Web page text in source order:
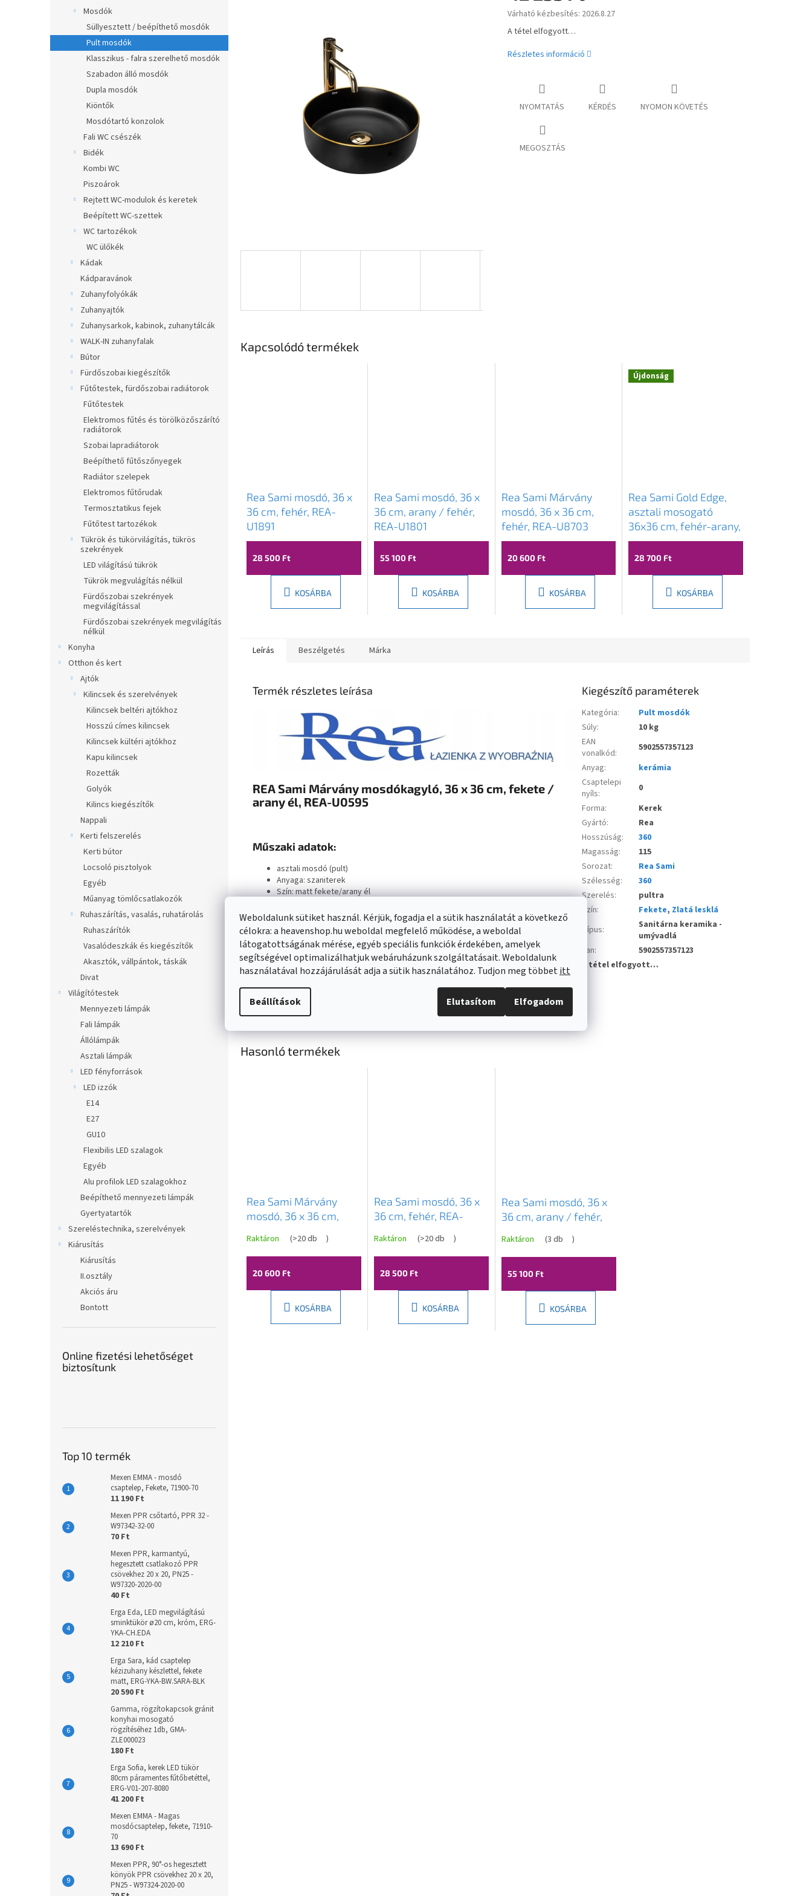
Weboldalunk sütiket használ. Kérjük, fogadja el a sütik használatát a következő
célokra: a heavenshop.hu weboldal megfelelő működése, a weboldal
látogatottságának mérése, egyéb speciális funkciók érdekében, amelyek
segítségével optimalizálhatjuk webáruházunk szolgáltatásait. Weboldalunk
használatával hozzájárulását adja a sütik használatához. Tudjon meg többetitt
Beállítások Elutasítom Elfogadom
e
l
Mosdók
Süllyesztett / beépíthető mosdók
Pult mosdók
Klasszikus - falra szerelhető mosdók
Szabadon álló mosdók
Dupla mosdók
Kiöntők
Mosdótartó konzolok
Fali WC csészék
Bidék
Kombi WC
Piszoárok
Rejtett WC-modulok és keretek
Beépített WC-szettek
WC tartozékok
WC ülőkék
Kádak
Kádparavánok
Zuhanyfolyókák
Zuhanyajtók
Zuhanysarkok, kabinok, zuhanytálcák
WALK-IN zuhanyfalak
Bútor
Fürdőszobai kiegészítők
Fűtőtestek, fürdőszobai radiátorok
Fűtőtestek
Elektromos fűtés és törölközőszárító
radiátorok
Szobai lapradiátorok
Beépíthető fűtőszőnyegek
Radiátor szelepek
Elektromos fűtőrudak
Termosztatikus fejek
Fűtőtest tartozékok
Tükrök és tükörvilágítás, tükrös
szekrények
LED világítású tükrök
Tükrök megvulágítás nélkül
Fürdőszobai szekrények
megvilágítással
Fürdőszobai szekrények megvilágítás
nélkül
Konyha
Otthon és kert
Ajtók
Kilincsek és szerelvények
Kilincsek beltéri ajtókhoz
Hosszú címes kilincsek
Kilincsek kültéri ajtókhoz
Kapu kilincsek
Rozetták
Golyók
Kilincs kiegészítők
Nappali
Kerti felszerelés
Kerti bútor
Locsoló pisztolyok
Egyéb
Műanyag tömlőcsatlakozók
Ruhaszárítás, vasalás, ruhatárolás
Ruhaszárítók
Vasalódeszkák és kiegészítők
Akasztók, vállpántok, táskák
Divat
Világítótestek
Mennyezeti lámpák
Fali lámpák
Állólámpák
Asztali lámpák
LED fényforrások
LED izzók
E14
E27
GU10
Flexibilis LED szalagok
Egyéb
Alu profilok LED szalagokhoz
Beépíthető mennyezeti lámpák
Gyertyatartók
Szereléstechnika, szerelvények
Kiárusítás
Kiárusítás
II.osztály
Akciós áru
Bontott
Online fizetési lehetőséget
biztosítunk
Top 10 termék
Mexen EMMA - mosdó
csaptelep, Fekete, 71900-70
11 190 Ft
Mexen PPR csőtartó, PPR 32 -
W97342-32-00
70 Ft
Mexen PPR, karmantyú,
hegesztett csatlakozó PPR
csövekhez 20 x 20, PN25 -
W97320-2020-00
40 Ft
Erga Eda, LED megvilágítású
sminktükör ø20 cm, króm, ERG-
YKA-CH.EDA
12 210 Ft
Erga Sara, kád csaptelep
kézizuhany készlettel, fekete
matt, ERG-YKA-BW.SARA-BLK
20 590 Ft
Gamma, rögzítokapcsok gránit
konyhai mosogató
rögzítéséhez 1db, GMA-
ZLE000023
180 Ft
Erga Sofia, kerek LED tükör
80cm páramentes fűtőbetéttel,
ERG-V01-207-8080
41 200 Ft
Mexen EMMA - Magas
mosdócsaptelep, fekete, 71910-
70
13 690 Ft
Mexen PPR, 90°-os hegesztett
könyök PPR csövekhez 20 x 20,
PN25 - W97324-2020-00
Egységár:
Várható kézbesítés: 2026.8.27
A tétel elfogyott…
Részletes információ
NYOMTATÁS KÉRDÉS NYOMON KÖVETÉS
MEGOSZTÁS
Kapcsolódó termékek
Rea Sami mosdó, 36 x
36 cm, fehér, REA-
U1891
28 500 Ft
KOSÁRBA
Rea Sami mosdó, 36 x
36 cm, arany / fehér,
REA-U1801
55 100 Ft
KOSÁRBA
Rea Sami Márvány
mosdó, 36 x 36 cm,
fehér, REA-U8703
20 600 Ft
KOSÁRBA
Újdonság
Rea Sami Gold Edge,
asztali mosogató
36x36 cm, fehér-arany,
REA-U6758
28 700 Ft
KOSÁRBA
Leírás Beszélgetés Márka
Termék részletes leírása
REA Sami Márvány mosdókagyló, 36 x 36 cm, fekete /
arany él, REA-U0595
Műszaki adatok:
asztali mosdó (pult)
Anyaga: szaniterek
Szín: matt fekete/arany él
Bruttó tömeg (csomagolással): 10 kg
Mosdó típusa: nincs túlfolyás
Csaptelep lyuk: nincs
Kijelölt csaptelep: falra vagy táblára szerelhető
Mérete: 360 x 360 x 115 mm
Mosdó mélysége: 95 mm
Megjegyzés: csaptelep, lefolyó, szifon nem tartozék
Kiegészítő paraméterek
Kategória:
Pult mosdók
Súly:
10 kg
EAN
vonalkód:
5902557357123
Anyag:
kerámia
Csaptelepi
nyíls:
0
Forma:
Kerek
Gyártó:
Rea
Hosszúság:
360
Magasság:
115
Sorozat:
Rea Sami
Szélesség:
360
Szerelés:
pultra
Szín: Fekete, Zlatá lesklá
Típus:
Sanitárna keramika -
umývadlá
Ean:
5902557357123
A tétel elfogyott…
Hasonló termékek
Rea Sami Márvány
mosdó, 36 x 36 cm,
Raktáron (>20 db )
20 600 Ft
KOSÁRBA
Rea Sami mosdó, 36 x
36 cm, fehér, REA-
Raktáron (>20 db )
28 500 Ft
KOSÁRBA
Rea Sami mosdó, 36 x
36 cm, arany / fehér,
Raktáron (3 db )
55 100 Ft
KOSÁRBA